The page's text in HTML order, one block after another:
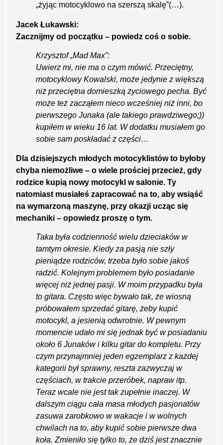
„żyjąc motocyklowo na szerszą skalę”(…).
Jacek Łukawski:
Zacznijmy od początku – powiedz coś o sobie.
Krzysztof „Mad Max”:
Uwierz mi, nie ma o czym mówić. Przeciętny,
motocyklowy Kowalski, może jedynie z większą
niż przeciętna domieszką życiowego pecha. Być
może też zacząłem nieco wcześniej niż inni, bo
pierwszego Junaka (ale takiego prawdziwego;))
kupiłem w wieku 16 lat. W dodatku musiałem go
sobie sam poskładać z części…
Dla dzisiejszych młodych motocyklistów to byłoby
chyba niemożliwe – o wiele prościej przecież, gdy
rodzice kupią nowy motocykl w salonie. Ty
natomiast musiałeś zapracować na to, aby wsiąść
na wymarzoną maszynę, przy okazji ucząc się
mechaniki – opowiedz proszę o tym.
Taka była codzienność wielu dzieciaków w
tamtym okresie. Kiedy za pasją nie szły
pieniądze rodziców, trzeba było sobie jakoś
radzić. Kolejnym problemem było posiadanie
więcej niż jednej pasji. W moim przypadku była
to gitara. Często więc bywało tak, że wiosną
próbowałem sprzedać gitarę, żeby kupić
motocykl, a jesienią odwrotnie. W pewnym
momencie udało mi się jednak być w posiadaniu
około 6 Junaków i kilku gitar do kompletu. Przy
czym przynajmniej jeden egzemplarz z każdej
kategorii był sprawny, reszta zazwyczaj w
częściach, w trakcie przeróbek, napraw itp.
Teraz wcale nie jest tak zupełnie inaczej. W
dalszym ciągu cała masa młodych pasjonatów
zasuwa zarobkowo w wakacje i w wolnych
chwilach na to, aby kupić sobie pierwsze dwa
koła. Zmieniło się tylko to, że dziś jest znacznie